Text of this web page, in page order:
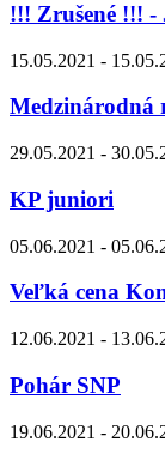
!!! Zrušené !!! -
15.05.2021 -
Medzinárodná
29.05.2021 -
KP juniori
05.06.2021 -
Veľká cena
12.06.2021 -
Pohár SNP
19.06.2021 -